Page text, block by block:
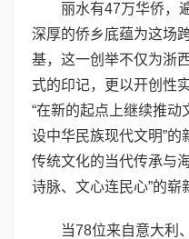
丽水有47万华侨，
深厚的侨乡底蕴为这场
基，这一创举不仅为浙
式的印记，更以开创性
“在新的起点上继续推
设中华民族现代文明”
传统文化的当代传承与
诗脉、文心连民心”的崭
当78位来自意大利